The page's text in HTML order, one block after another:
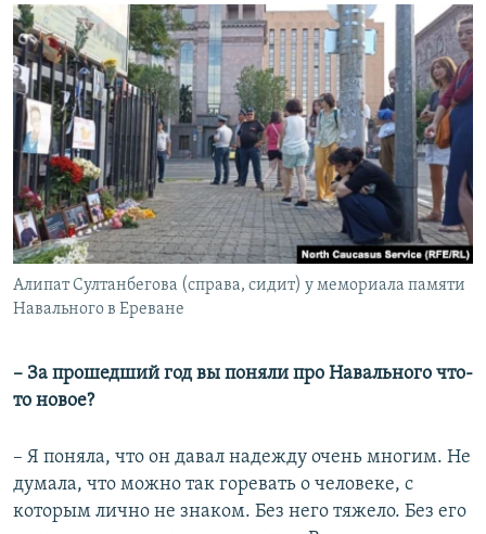
Алипат Султанбегова (справа, сидит) у мемориала памяти
Навального в Ереване
– За прошедший год вы поняли про Навального что-
то новое?
– Я поняла, что он давал надежду очень многим. Не
думала, что можно так горевать о человеке, с
которым лично не знаком. Без него тяжело. Без его